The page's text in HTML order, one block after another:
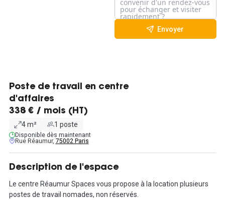
Envoyer
Poste de travail en centre
d'affaires
338 € / mois (HT)
4 m² 1 poste
Disponible dès maintenant
Rue Réaumur, 75002 Paris
Description de l'espace
Le centre Réaumur Spaces vous propose à la location plusieurs
postes de travail nomades, non réservés.